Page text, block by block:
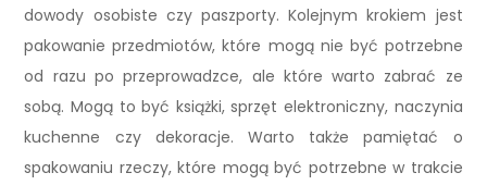
dowody osobiste czy paszporty. Kolejnym krokiem jest
pakowanie przedmiotów, które mogą nie być potrzebne
od razu po przeprowadzce, ale które warto zabrać ze
sobą. Mogą to być książki, sprzęt elektroniczny, naczynia
kuchenne czy dekoracje. Warto także pamiętać o
spakowaniu rzeczy, które mogą być potrzebne w trakcie